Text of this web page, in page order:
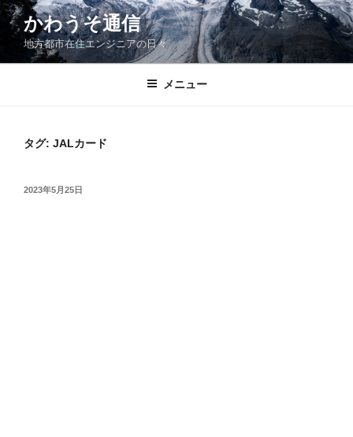
コ
ン
ン
かわうそ通信
地方都市在住エンジニアの日々
メニュー
タグ: JALカード
投
2023年5月25日